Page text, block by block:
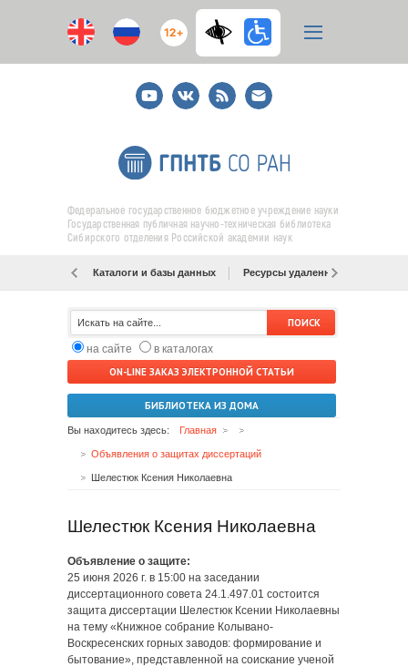
12+
YoutubeВКонтакте
RSS
E-
mail
подписка
Федеральное государственное бюджетное учреждение науки
Государственная публичная научно-техническая библиотека
Сибирского отделения Российской академии наук
Каталоги и базы данных Ресурсы удаленного доступа
на сайте
в каталогах
ON-LINE ЗАКАЗ ЭЛЕКТРОННОЙ СТАТЬИ
БИБЛИОТЕКА ИЗ ДОМА
Вы находитесь здесь: Главная
Объявления о защитах диссертаций
Шелестюк Ксения Николаевна
Шелестюк Ксения Николаевна
Объявление о защите:
25 июня 2026 г. в 15:00 на заседании
диссертационного совета 24.1.497.01 состоится
защита диссертации Шелестюк Ксении Николаевны
на тему «Книжное собрание Колывано-
Воскресенских горных заводов: формирование и
бытование», представленной на соискание ученой